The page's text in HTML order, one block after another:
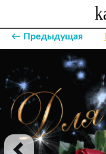
← Предыдущая